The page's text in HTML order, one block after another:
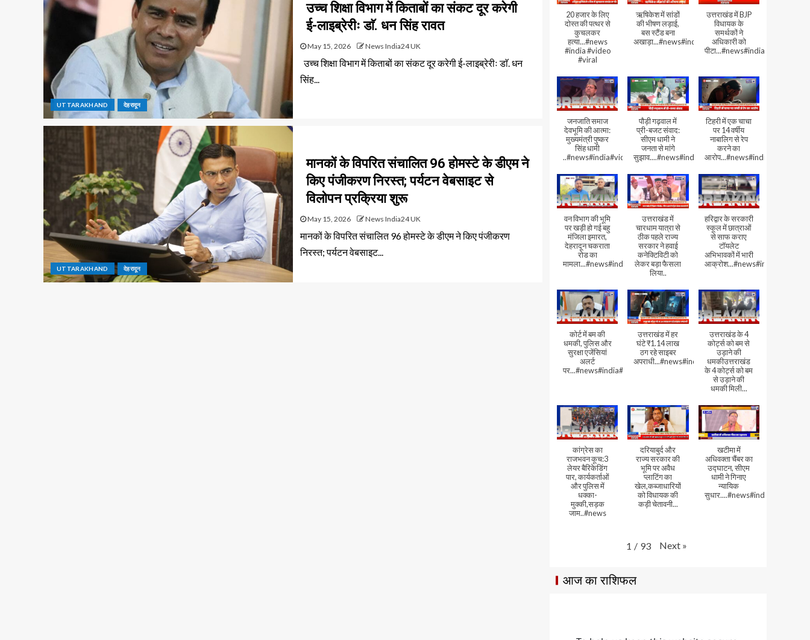
UTTARAKHAND देहरादून
उच्च शिक्षा विभाग में किताबों का संकट दूर करेगी
ई-लाइब्रेरीः डाॅ. धन सिंह रावत
May 15, 2026 News India24 UK
उच्च शिक्षा विभाग में किताबों का संकट दूर करेगी ई-लाइब्रेरीः डाॅ. धन
सिंह...
UTTARAKHAND देहरादून
मानकों के विपरित संचालित 96 होमस्टे के डीएम ने
किए पंजीकरण निरस्त; पर्यटन वेबसाइट से
विलोपन प्रक्रिया शुरू
May 15, 2026 News India24 UK
मानकों के विपरित संचालित 96 होमस्टे के डीएम ने किए पंजीकरण
निरस्त; पर्यटन वेबसाइट...
20 हजार के लिए
दोस्त की पत्थर से
कुचलकर
हत्या...#news
#india #video
#viral
ऋषिकेश में सांडों
की भीषण लड़ाई,
बस स्टैंड बना
अखाड़ा...#news#india#video#viral
उत्तराखंड में BJP
विधायक के
समर्थकों ने
अधिकारी को
पीटा...#news#india#video#viral
जनजाति समाज
देवभूमि की आत्मा:
मुख्यमंत्री पुष्कर
सिंह धामी
..#news#india#video#viral
पौड़ी गढ़वाल में
प्री-बजट संवाद:
सीएम धामी ने
जनता से मांगे
सुझाव....#news#india#video#viral
टिहरी में एक चाचा
पर 14 वर्षीय
नाबालिग से रेप
करने का
आरोप...#news#india#video
वन विभाग की भूमि
पर खड़ी हो गई बहु
मंजिला इमारत,
देहरादून चकराता
रोड का
मामला...#news#india#video
उत्तराखंड में
चारधाम यात्रा से
ठीक पहले राज्य
सरकार ने हवाई
कनेक्टिविटी को
लेकर बड़ा फैसला
लिया..
हरिद्वार के सरकारी
स्कूल में छात्राओं
से साफ कराए
टॉयलेट
अभिभावकों में भारी
आक्रोश...#news#india
कोर्ट में बम की
धमकी, पुलिस और
सुरक्षा एजेंसियां
अलर्ट
पर...#news#india#video#viral
उत्तराखंड में हर
घंटे ₹1.14 लाख
ठग रहे साइबर
अपराधी...#news#india#video#viral
उत्तराखंड के 4
कोर्ट्स को बम से
उड़ाने की
धमकीउत्तराखंड
के 4 कोर्ट्स को बम
से उड़ाने की
धमकी मिली...
कांग्रेस का
राजभवन कूच:3
लेयर बैरिकेडिंग
पार, कार्यकर्ताओं
और पुलिस में
धक्का-
मुक्की,सड़क
जाम..#news
दरियाबुर्द और
राज्य सरकार की
भूमि पर अवैध
प्लाटिंग का
खेल,कब्जाधारियों
को विधायक की
कड़ी चेतावनी...
खटीमा में
अधिवक्ता चैंबर का
उद्घाटन, सीएम
धामी ने गिनाए
न्यायिक
सुधार....#news#india#video
1 / 93 Next »
आज का राशिफल